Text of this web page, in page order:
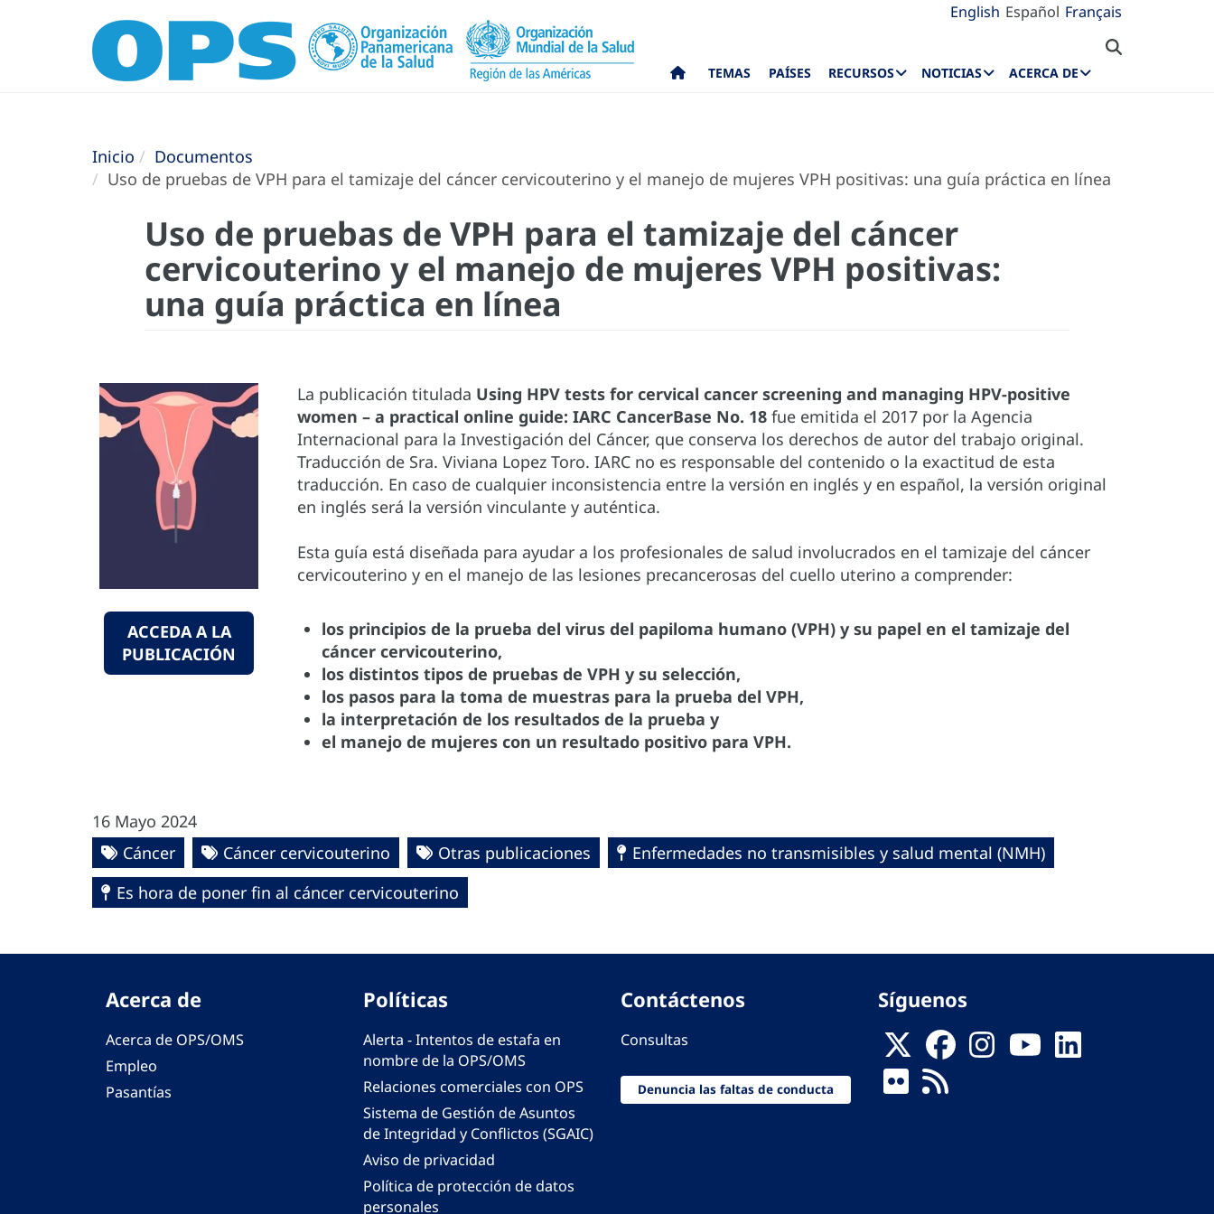
English Español Français
TEMAS PAÍSES RECURSOS NOTICIAS ACERCA DE
Inicio
Documentos
Uso de pruebas de VPH para el tamizaje del cáncer cervicouterino y el manejo de mujeres VPH positivas: una guía práctica en línea
Uso de pruebas de VPH para el tamizaje del cáncer
cervicouterino y el manejo de mujeres VPH positivas:
una guía práctica en línea
ACCEDA A LA
PUBLICACIÓN
La publicación titulada Using HPV tests for cervical cancer screening and managing HPV-positive
women – a practical online guide: IARC CancerBase No. 18 fue emitida el 2017 por la Agencia
Internacional para la Investigación del Cáncer, que conserva los derechos de autor del trabajo original.
Traducción de Sra. Viviana Lopez Toro. IARC no es responsable del contenido o la exactitud de esta
traducción. En caso de cualquier inconsistencia entre la versión en inglés y en español, la versión original
en inglés será la versión vinculante y auténtica.
Esta guía está diseñada para ayudar a los profesionales de salud involucrados en el tamizaje del cáncer
cervicouterino y en el manejo de las lesiones precancerosas del cuello uterino a comprender:
los principios de la prueba del virus del papiloma humano (VPH) y su papel en el tamizaje del
cáncer cervicouterino,
los distintos tipos de pruebas de VPH y su selección,
los pasos para la toma de muestras para la prueba del VPH,
la interpretación de los resultados de la prueba y
el manejo de mujeres con un resultado positivo para VPH.
16 Mayo 2024
Cáncer
Cáncer cervicouterino Otras publicaciones
Enfermedades no transmisibles y salud mental (NMH)
Es hora de poner fin al cáncer cervicouterino
Acerca de
Acerca de OPS/OMS
Empleo
Pasantías
Políticas
Alerta - Intentos de estafa en
nombre de la OPS/OMS
Relaciones comerciales con OPS
Sistema de Gestión de Asuntos
de Integridad y Conflictos (SGAIC)
Aviso de privacidad
Política de protección de datos
personales
Contáctenos
Consultas
Denuncia las faltas de conducta
Síguenos